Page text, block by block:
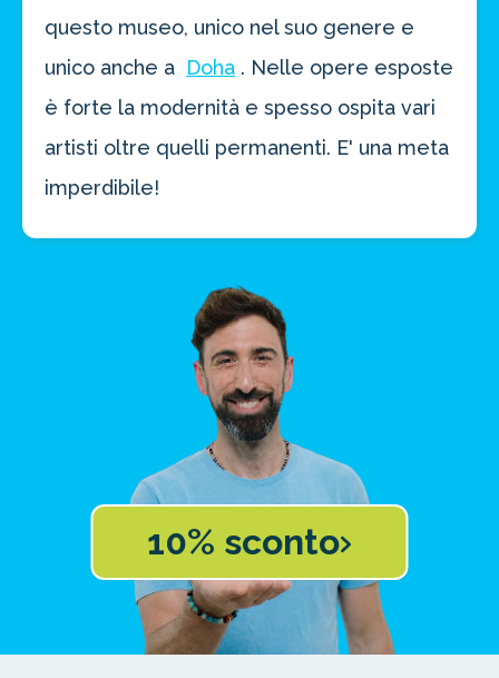
questo museo, unico nel suo genere e
unico anche a Doha . Nelle opere esposte
è forte la modernità e spesso ospita vari
artisti oltre quelli permanenti. E' una meta
imperdibile!
10% sconto